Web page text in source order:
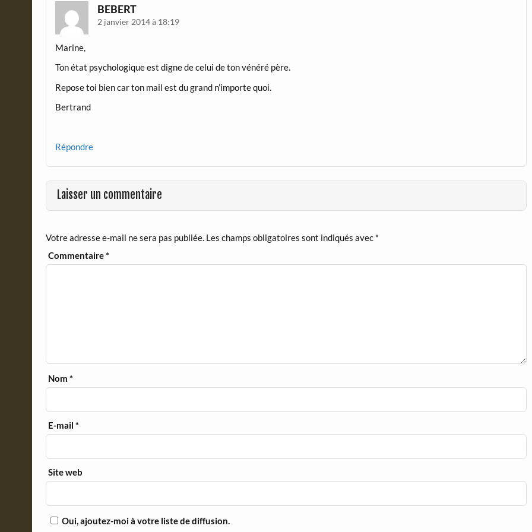
BEBERT
2 janvier 2014 à 18:19
Marine,
Ton état psychologique est digne de celui de ton vénéré père.
Repose toi bien car ton mail est du grand n’importe quoi.
Bertrand
Répondre
Laisser un commentaire
Votre adresse e-mail ne sera pas publiée. Les champs obligatoires sont indiqués avec *
Commentaire*
Nom*
E-mail*
Site web
Oui, ajoutez-moi à votre liste de diffusion.